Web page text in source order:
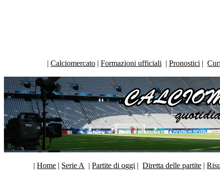
| Calciomercato | Formazioni ufficiali | Pronostici |
|Home | Serie A |Partite di oggi |Diretta delle partite |